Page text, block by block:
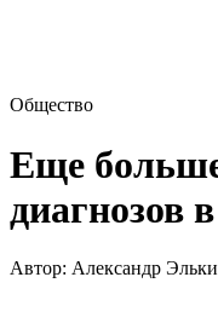
Общество
Еще
диагнозов
Автор: Александр